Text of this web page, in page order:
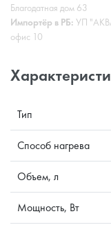
Благодатная дом 63
Импортёр в РБ: УП
офис 10
Тип
Способ нагрева
Объем, л
Мощность, Вт